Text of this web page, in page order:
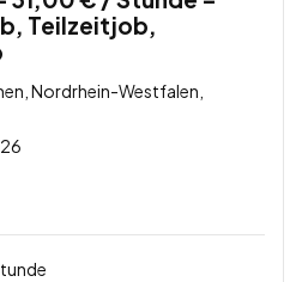
Teilzeitjob,
Nordrhein-Westfalen,